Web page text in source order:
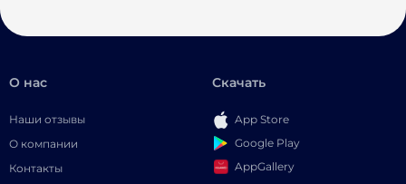
О нас
Наши отзывы
О компании
Контакты
Скачать
App Store
Google Play
AppGallery